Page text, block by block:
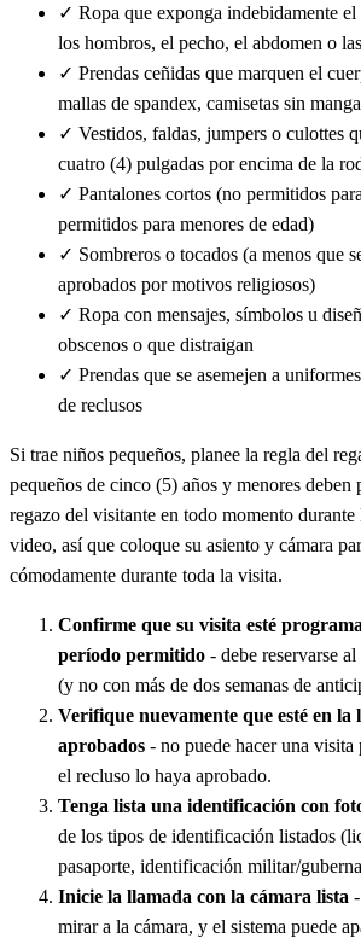
✓ Ropa que exponga indebidamente el
los hombros, el pecho, el abdomen o
✓ Prendas ceñidas que marquen el
mallas de spandex, camisetas sin
✓ Vestidos, faldas, jumpers o culottes
cuatro (4) pulgadas por encima de la
✓ Pantalones cortos (no permitidos
permitidos para menores de edad)
✓ Sombreros o tocados (a menos que
aprobados por motivos religiosos)
✓ Ropa con mensajes, símbolos u
obscenos o que distraigan
✓ Prendas que se asemejen a
de reclusos
Si trae niños pequeños, planee la regla del
pequeños de cinco (5) años y menores deben
regazo del visitante en todo momento
video, así que coloque su asiento y cámara
cómodamente durante toda la visita.
Confirme que su visita esté
período permitido - debe reservarse
(y no con más de dos semanas de
Verifique nuevamente que esté en la
aprobados - no puede hacer una
el recluso lo haya aprobado.
Tenga lista una identificación con
de los tipos de identificación listados
pasaporte, identificación militar/
Inicie la llamada con la cámara lista
mirar a la cámara, y el sistema puede